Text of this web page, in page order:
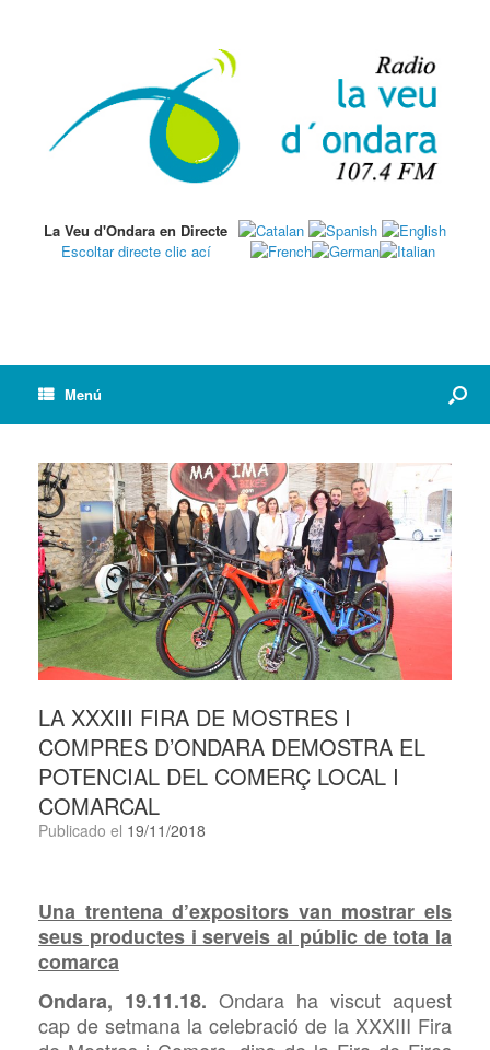
La Veu d'Ondara en Directe
Escoltar directe clic ací
Menú
LA XXXIII FIRA DE MOSTRES I
COMPRES D’ONDARA DEMOSTRA EL
POTENCIAL DEL COMERÇ LOCAL I
COMARCAL
Publicado el 19/11/2018
Una trentena d’expositors van mostrar els
seus productes i serveis al públic de tota la
comarca
Ondara, 19.11.18. Ondara ha viscut aquest
cap de setmana la celebració de la XXXIII Fira